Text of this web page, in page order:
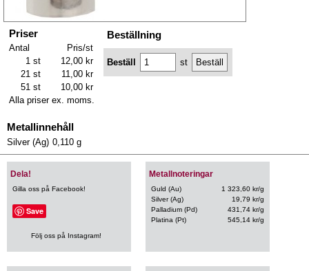
Priser
Antal
Pris/st
1 st
12,00 kr
21 st
11,00 kr
51 st
10,00 kr
Alla priser ex. moms.
Beställning
Beställ st
Metallinnehåll
Silver (Ag) 0,110 g
Metallnoteringar
Guld (Au)
1 323,60 kr/g
Silver (Ag)
19,79 kr/g
Palladium (Pd)
431,74 kr/g
Platina (Pt)
545,14 kr/g
Dela!
Gilla oss på Facebook!
Save
Följ oss på Instagram!